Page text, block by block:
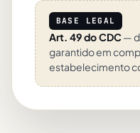
BASE LEGAL
Art. 49 do CDC—
garantido em
estabelecimento